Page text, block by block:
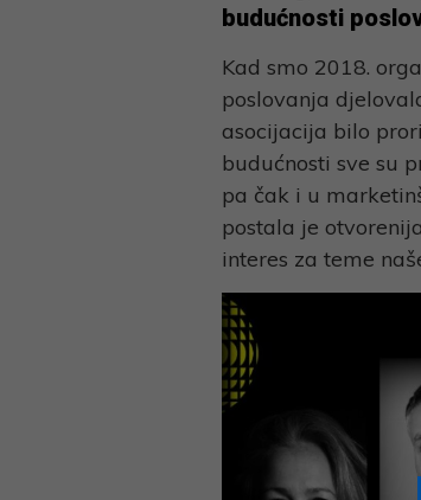
budućnosti
Kad smo 2018.
poslovanja
asocijacija bilo
budućnosti sve su
pa čak i u
postala je
interes za teme